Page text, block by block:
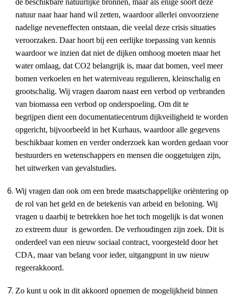
natuur naar haar hand wil zetten, waardoor allerlei onvoorziene
nadelige neveneffecten ontstaan, die veelal deze crisis situaties
veroorzaken. Daar hoort bij een eerlijke toepassing van kennis
waardoor we inzien dat niet de dijken omhoog moeten maar het
water omlaag, dat CO2 belangrijk is, maar dat bomen, veel meer
bomen verkoelen en het waterniveau regulieren, kleinschalig en
grootschalig. Wij vragen daarom naast een verbod op verbranden
van biomassa een verbod op onderspoeling. Om dit te
begrijpen dient een documentatiecentrum dijkveiligheid te worden
opgericht, bijvoorbeeld in het Kurhaus, waardoor alle gegevens
beschikbaar komen en verder onderzoek kan worden gedaan voor
bestuurders en wetenschappers en mensen die ooggetuigen zijn,
het uitwerken van gevalstudies.
Wij vragen dan ook om een brede maatschappelijke oriëntering op
de rol van het geld en de betekenis van arbeid en beloning. Wij
vragen u daarbij te betrekken hoe het toch mogelijk is dat wonen
zo extreem duur is geworden. De verhoudingen zijn zoek. Dit is
onderdeel van een nieuw sociaal contract, voorgesteld door het
CDA, maar van belang voor ieder, uitgangpunt in uw nieuw
regeerakkoord.
Zo kunt u ook in dit akkoord opnemen de mogelijkheid binnen